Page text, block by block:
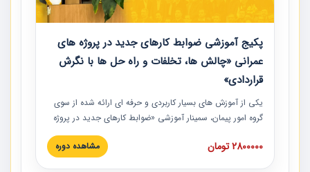
پکیج آموزشی ضوابط کارهای جدید در پروژه های
عمرانی «چالش ها، تخلفات و راه حل ها با نگرش
قراردادی»
یکی از آموزش‏‏‏‏‏‏ های بسیار کاربردی و حرفه‏ ای ارائه شده از سوی
گروه امور پیمان، سمینار آموزشی «ضوابط کارهای جدید در پروژه
های عمرانی» چالش ها، تخلفات و راه حل ها با نگرش قراردادی
است که در محل سندیکای شرکت های ساختمانی کشور ارائه شد.
2800000 تومان مشاهده دوره